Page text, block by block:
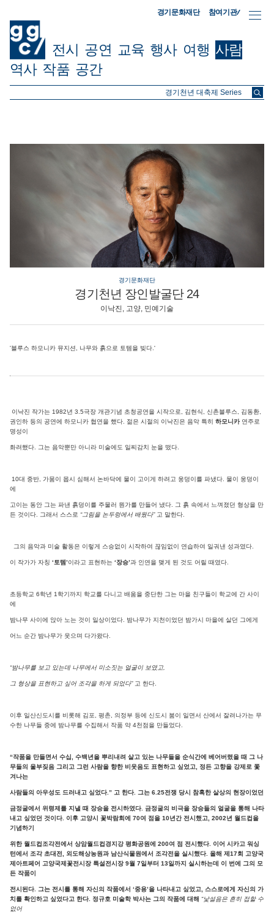
경기문화재단 참여기관/
전시 공연 교육 행사 여행 사람
역사 작품 공간
ggc/
경기문화재단
경기천년 장인발굴단 24
이낙진, 고양, 민예기술
'블루스 하모니카 뮤지션, 나무와 흙으로 토템을 빚다.'
이낙진 작가는 1982년 3.5극장 개관기념 초청공연을 시작으로, 김현식, 신촌블루스, 김동환,
권인하 등의 공연에 하모니카 협연을 했다. 젊은 시절의 이낙진은 음악 특히 하모니카연주로
명성이
화려했다. 그는 음악뿐만 아니라 미술에도 일찌감치 눈을 떴다.
10대 중반, 가뭄이 몹시 심해서 논바닥에 물이 고이게 하려고 웅덩이를 파냈다. 물이 웅덩이
에
고이는 동안 그는 파낸 흙덩이를 주물러 뭔가를 만들어 냈다. 그 흙 속에서 느껴졌던 형상을 만
든 것이다. 그래서 스스로 “그림을 논두렁에서 배웠다” 고 말한다.
그의 음악과 미술 활동은 이렇게 스승없이 시작하여 끊임없이 연습하여 일궈낸 성과였다.
이 작가가 자칭 ‘토템’이라고 표현하는 ‘장승’과 인연을 맺게 된 것도 어릴 때였다.
초등학교 6학년 1학기까지 학교를 다니고 배움을 중단한 그는 마을 친구들이 학교에 간 사이
에
밤나무 사이에 앉아 노는 것이 일상이었다. 밤나무가 지천이었던 밤가시 마을에 살던 그에게
어느 순간 밤나무가 웃으며 다가왔다.
“밤나무를 보고 있는데 나무에서 미소짓는 얼굴이 보였고,
그 형상을 표현하고 싶어 조각을 하게 되었다” 고 한다.
이후 일산신도시를 비롯해 김포, 평촌, 의정부 등에 신도시 붐이 일면서 산에서 잘려나가는 무
수한 나무들 중에 밤나무를 수집해서 작품 약 4천점을 만들었다.
“작품을 만들면서 수십, 수백년을 뿌리내려 살고 있는 나무들을 순식간에 베어버렸을 때 그 나
무들의 울부짖음 그리고 그런 사람을 향한 비웃음도 표현하고 싶었고, 정든 고향을 강제로 쫓
겨나는
사람들의 아우성도 드러내고 싶었다.” 고 한다. 그는 6.25전쟁 당시 참혹한 살상의 현장이었던
금정굴에서 위령제를 지낼 때 장승을 전시하였다. 금정굴의 비극을 장승들의 얼굴을 통해 나타
내고 싶었던 것이다. 이후 고양시 꽃박람회에 70여 점을 10년간 전시했고, 2002년 월드컵을
기념하기
위한 월드컵조각전에서 상암월드컵경지강 평화공원에 200여 점 전시했다. 이어 시카고 워싱
턴에서 조각 초대전, 외도해상농원과 남산식물원에서 조각전을 실시했다. 올해 제17회 고양국
제아트페어 고양국제꽃전시장 특설전시장 9월 7일부터 13일까지 실시하는데 이 번에 그의 모
든 작품이
전시된다. 그는 전시를 통해 자신의 작품에서 ‘중용’을 나타내고 싶었고, 스스로에게 자신의 가
치를 확인하고 싶었다고 한다. 정규호 미술학 박사는 그의 작품에 대해 “낯설음은 흔히 접할 수
없어